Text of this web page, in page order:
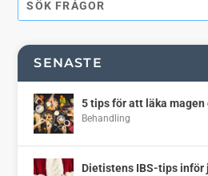
SENASTE
5 tips för att läka
Behandling
Dietistens IBS-tips inför